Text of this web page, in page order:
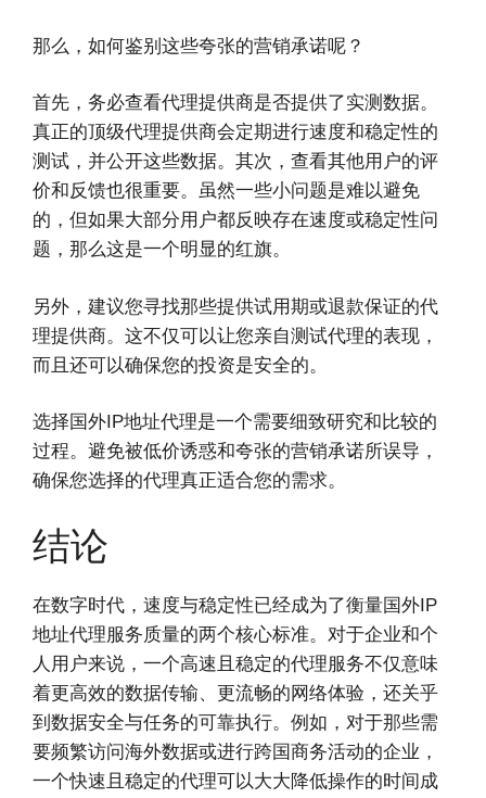
那么，如何鉴别这些夸张的营销承诺呢？
首先，务必查看代理提供商是否提供了实测数据。
真正的顶级代理提供商会定期进行速度和稳定性的
测试，并公开这些数据。其次，查看其他用户的评
价和反馈也很重要。虽然一些小问题是难以避免
的，但如果大部分用户都反映存在速度或稳定性问
题，那么这是一个明显的红旗。
另外，建议您寻找那些提供试用期或退款保证的代
理提供商。这不仅可以让您亲自测试代理的表现，
而且还可以确保您的投资是安全的。
选择国外IP地址代理是一个需要细致研究和比较的
过程。避免被低价诱惑和夸张的营销承诺所误导，
确保您选择的代理真正适合您的需求。
结论
在数字时代，速度与稳定性已经成为了衡量国外IP
地址代理服务质量的两个核心标准。对于企业和个
人用户来说，一个高速且稳定的代理服务不仅意味
着更高效的数据传输、更流畅的网络体验，还关乎
到数据安全与任务的可靠执行。例如，对于那些需
要频繁访问海外数据或进行跨国商务活动的企业，
一个快速且稳定的代理可以大大降低操作的时间成